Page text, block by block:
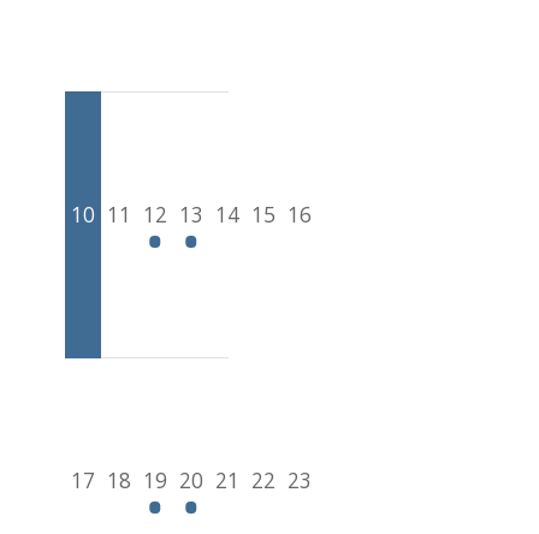
10 11 12 13 14 15 16
17 18 19 20 21 22 23